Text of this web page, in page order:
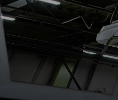
技術で、お客様の課題を解決し
詳しくはこちら